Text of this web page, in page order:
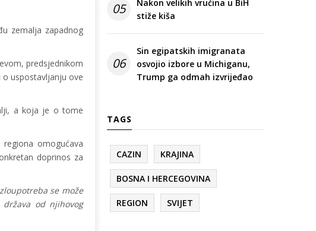
zemalja zapadnog
predsjednikom
uspostavljanju ove
a koja je o tome
omogućava
doprinos za
se može
od njihovog
05
Nakon velikih vrućina u BiH
stiže kiša
06
Sin egipatskih imigranata
osvojio izbore u Michiganu,
Trump ga odmah izvrijeđao
TAGS
CAZIN KRAJINA
BOSNA I HERCEGOVINA
REGION SVIJET